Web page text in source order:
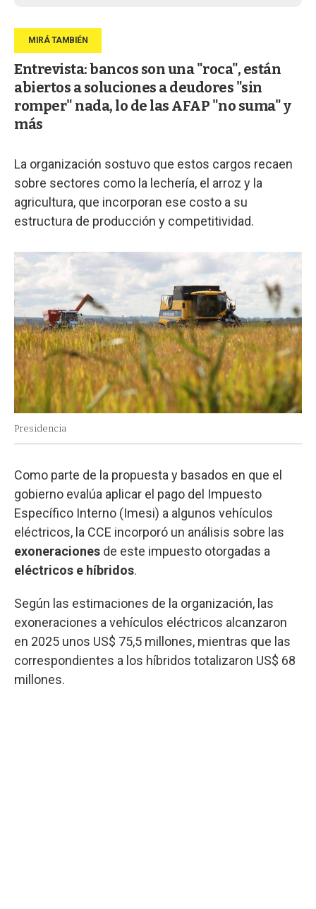
Entrevista: bancos son una "roca", están
abiertos a soluciones a deudores "sin
romper" nada, lo de las AFAP "no suma" y
más
La organización sostuvo que estos cargos recaen
sobre sectores como la lechería, el arroz y la
agricultura, que incorporan ese costo a su
estructura de producción y competitividad.
Presidencia
Como parte de la propuesta y basados en que el
gobierno evalúa aplicar el pago del Impuesto
Específico Interno (Imesi) a algunos vehículos
eléctricos, la CCE incorporó un análisis sobre las
exoneraciones de este impuesto otorgadas a
eléctricos e híbridos.
Según las estimaciones de la organización, las
exoneraciones a vehículos eléctricos alcanzaron
en 2025 unos US$ 75,5 millones, mientras que las
correspondientes a los híbridos totalizaron US$ 68
millones.